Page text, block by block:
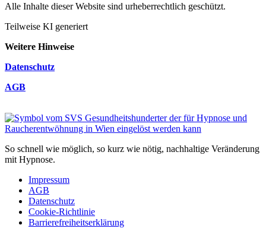
Alle Inhalte dieser Website sind urheberrechtlich geschützt.
Teilweise KI generiert
Weitere Hinweise
Datenschutz
AGB
So schnell wie möglich, so kurz wie nötig, nachhaltige Veränderung
mit Hypnose.
Impressum
AGB
Datenschutz
Cookie-Richtlinie
Barrierefreiheitserklärung